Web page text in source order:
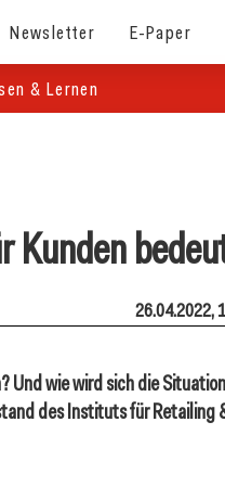
Newsletter E-Paper
& Lernen
Kunden
26.04.2022,
Und wie wird sich die
des Instituts für Retailing